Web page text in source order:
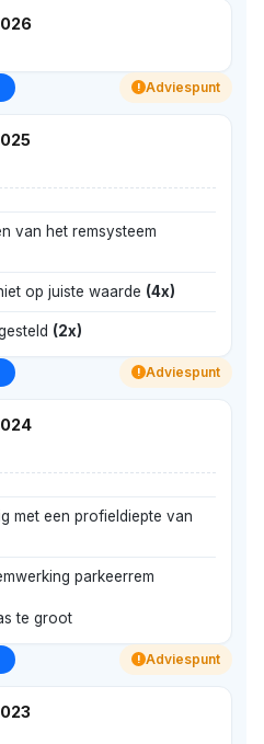
! Adviespunt
van het remsysteem
op juiste waarde (4x)
(2x)
! Adviespunt
met een profieldiepte van
parkeerrem
te groot
! Adviespunt